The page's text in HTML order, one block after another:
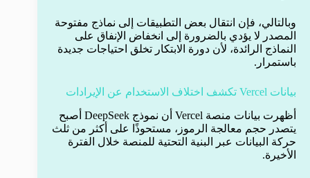
وبالتالي، فإن انتقال بعض التطبيقات إلى نماذج مفتوحة
المصدر لا يؤدي بالضرورة إلى انخفاض الإنفاق على
النماذج الرائدة، لأن دورة الابتكار تخلق احتياجات جديدة
باستمرار.
بيانات Vercel تكشف اختلاف الاستخدام عن الإيرادات
أظهرت بيانات منصة Vercel أن نموذج DeepSeek أصبح
يتصدر حجم معالجة الرموز، مستحوذًا على أكثر من ثلث
حركة البيانات عبر البنية التحتية للمنصة خلال الفترة
الأخيرة.